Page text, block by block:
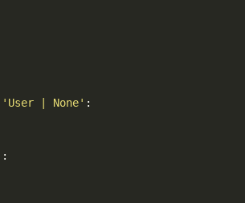
'User | None'